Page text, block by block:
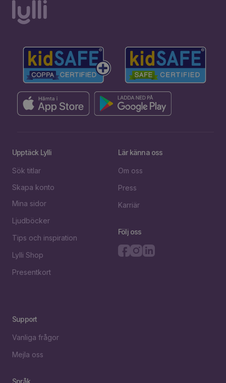
Upptäck Lylli
Sök titlar
Skapa konto
Mina sidor
Ljudböcker
Tips och inspiration
Lylli Shop
Presentkort
Lär känna oss
Om oss
Press
Karriär
Följ oss
Support
Vanliga frågor
Mejla oss